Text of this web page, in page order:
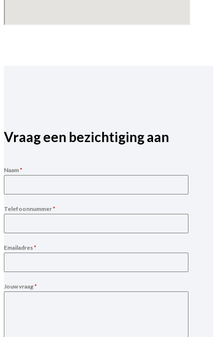
Vraag een bezichtiging aan
Naam*
Telefoonnummer*
Emailadres*
Jouw vraag*